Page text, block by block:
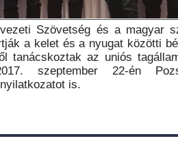
Szövetség és a magyar
a kelet és a nyugat közötti
tanácskoztak az uniós
szeptember 22-én
is.